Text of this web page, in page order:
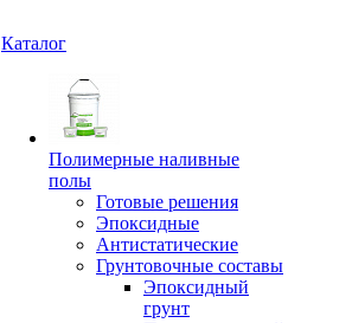
Каталог
Полимерные наливные
полы
Готовые решения
Эпоксидные
Антистатические
Грунтовочные составы
Эпоксидный
грунт